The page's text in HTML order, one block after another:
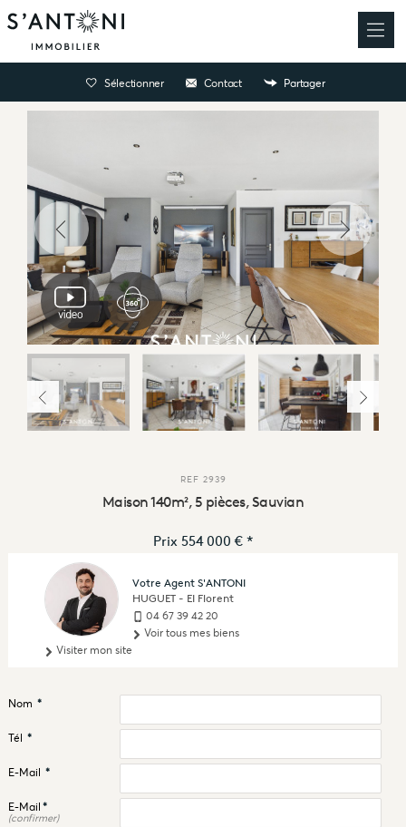
Sélectionner Contact Partager
REF 2939
Maison 140m², 5 pièces, Sauvian
Prix554 000 € *
Votre Agent S'ANTONI
HUGUET - EI Florent
04 67 39 42 20
Voir tous mes biens
Visiter mon site
Nom *
Tél *
E-Mail *
E-Mail *
(confirmer)